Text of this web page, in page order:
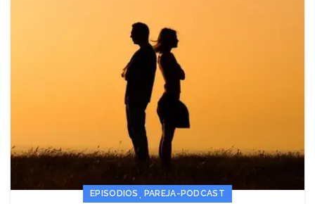
EPISODIOS PAREJA-PODCAST